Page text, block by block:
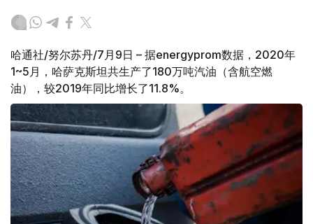
哈通社/努尔苏丹/7月9日 – 据energyprom数据，2020年
1~5月，哈萨克斯坦共生产了180万吨汽油（含航空燃
油），较2019年同比增长了11.8%。